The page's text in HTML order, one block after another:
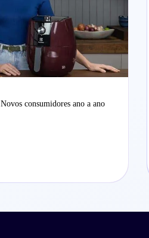
Novos consumidores ano a ano